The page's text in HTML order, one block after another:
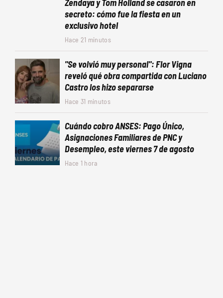
Zendaya y Tom Holland se casaron en
secreto: cómo fue la fiesta en un
exclusivo hotel
Hace 21 minutos
"Se volvió muy personal": Flor Vigna
reveló qué obra compartida con Luciano
Castro los hizo separarse
Hace 31 minutos
Cuándo cobro ANSES: Pago Único,
Asignaciones Familiares de PNC y
Desempleo, este viernes 7 de agosto
Hace 1 hora